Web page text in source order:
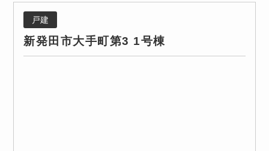
戸建
新発田市大手町第3 1号棟